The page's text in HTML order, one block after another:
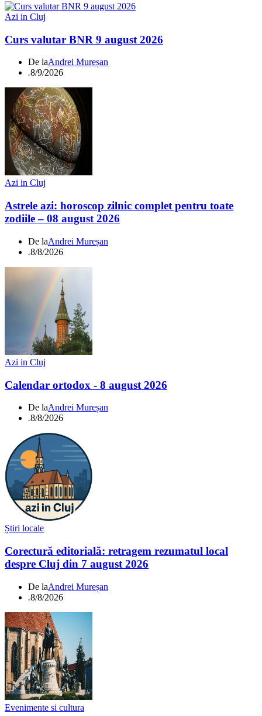
Azi in Cluj
Curs valutar BNR 9 august 2026
De laAndrei Mureșan
.8/9/2026
Azi in Cluj
Astrele azi: horoscop zilnic complet pentru toate
zodiile – 08 august 2026
De laAndrei Mureșan
.8/8/2026
Azi in Cluj
Calendar ortodox - 8 august 2026
De laAndrei Mureșan
.8/8/2026
Știri locale
Corectură editorială: retragem rezumatul local
despre Cluj din 7 august 2026
De laAndrei Mureșan
.8/8/2026
Evenimente si cultura